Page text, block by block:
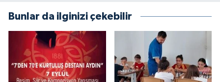
Bunlar da ilginizi çekebilir